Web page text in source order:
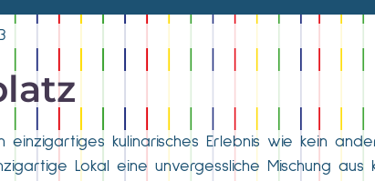
einzigartiges kulinarisches Erlebnis wie kein
Lokal eine unvergessliche Mischung aus